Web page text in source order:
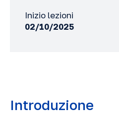
Inizio lezioni
02/10/2025
Introduzione